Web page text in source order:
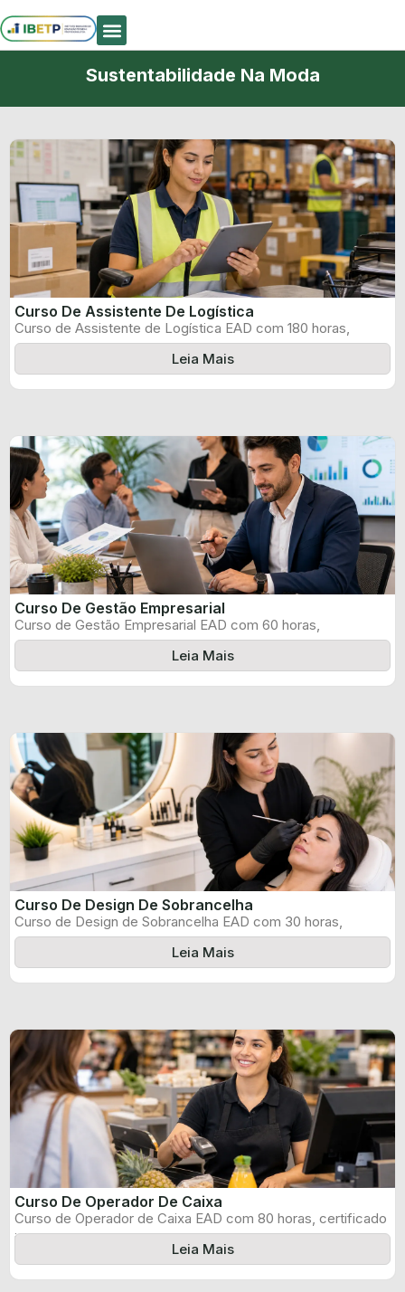
Sustentabilidade Na Moda
Curso De Assistente De Logística
Curso de Assistente de Logística EAD com 180 horas,
certificado informado pelo produtor ...
Leia Mais
Curso De Gestão Empresarial
Curso de Gestão Empresarial EAD com 60 horas,
certificado informado pelo produtor e ...
Leia Mais
Curso De Design De Sobrancelha
Curso de Design de Sobrancelha EAD com 30 horas,
certificado informado pelo produtor ...
Leia Mais
Curso De Operador De Caixa
Curso de Operador de Caixa EAD com 80 horas, certificado
informado pelo produtor ...
Leia Mais